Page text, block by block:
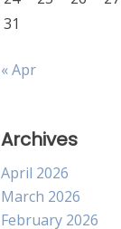
31
« Apr
Archives
April 2026
March 2026
February 2026